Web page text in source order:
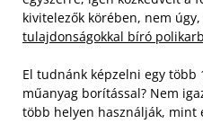
kivitelezők körében, nem
tulajdonságokkal bíró
El tudnánk képzelni egy
műanyag borítással? Nem
több helyen használják, mint